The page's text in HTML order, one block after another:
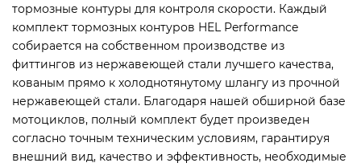
тормозные контуры для контроля скорости. Каждый
комплект тормозных контуров HEL Performance
собирается на собственном производстве из
фиттингов из нержавеющей стали лучшего качества,
кованым прямо к холоднотянутому шлангу из прочной
нержавеющей стали. Благодаря нашей обширной базе
мотоциклов, полный комплект будет произведен
согласно точным техническим условиям, гарантируя
внешний вид, качество и эффективность, необходимые